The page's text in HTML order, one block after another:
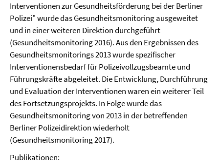
Interventionen zur Gesundheitsförderung bei der Berliner
Polizei" wurde das Gesundheitsmonitoring ausgeweitet
und in einer weiteren Direktion durchgeführt
(Gesundheitsmonitoring 2016). Aus den Ergebnissen des
Gesundheitsmonitorings 2013 wurde spezifischer
Interventionensbedarf für Polizeivollzugsbeamte und
Führungskräfte abgeleitet. Die Entwicklung, Durchführung
und Evaluation der Interventionen waren ein weiterer Teil
des Fortsetzungsprojekts. In Folge wurde das
Gesundheitsmonitoring von 2013 in der betreffenden
Berliner Polizeidirektion wiederholt
(Gesundheitsmonitoring 2017).
Publikationen: